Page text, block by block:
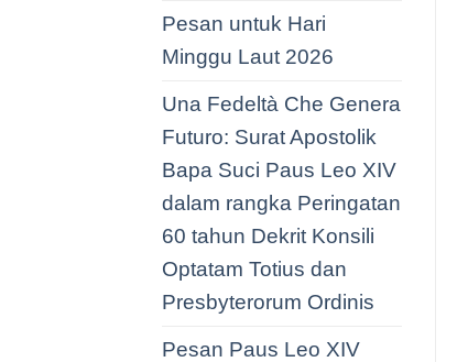
Pesan untuk Hari
Minggu Laut 2026
Una Fedeltà Che Genera
Futuro: Surat Apostolik
Bapa Suci Paus Leo XIV
dalam rangka Peringatan
60 tahun Dekrit Konsili
Optatam Totius dan
Presbyterorum Ordinis
Pesan Paus Leo XIV